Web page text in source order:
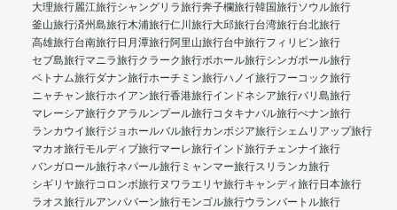
大理旅行麗江旅行シャングリラ旅行奔子欄旅行韓国旅行ソウル旅行
釜山旅行済州島旅行木浦旅行仁川旅行大邱旅行台湾旅行台北旅行
高雄旅行台南旅行日月潭旅行阿里山旅行台中旅行フィリピン旅行
セブ島旅行マニラ旅行クラーク旅行ボホール旅行シンガポール旅行
ベトナム旅行ダナン旅行ホーチミン旅行ハノイ旅行フーコック旅行
ニャチャン旅行ホイアン旅行香港旅行インドネシア旅行バリ島旅行
マレーシア旅行クアラルンプール旅行コタキナバル旅行ぺナン旅行
ランカウイ旅行ジョホールバル旅行カンボジア旅行シェムリアップ旅行
マカオ旅行モルディブ旅行マーレ旅行インド旅行チェンナイ旅行
バンガロール旅行ネパール旅行 ミャンマー旅行スリランカ旅行
シギリヤ旅行コロンボ旅行ヌワラエリヤ旅行キャンディ旅行日本旅行
ラオス旅行ルアンパバーン旅行モンゴル旅行ウランバートル旅行